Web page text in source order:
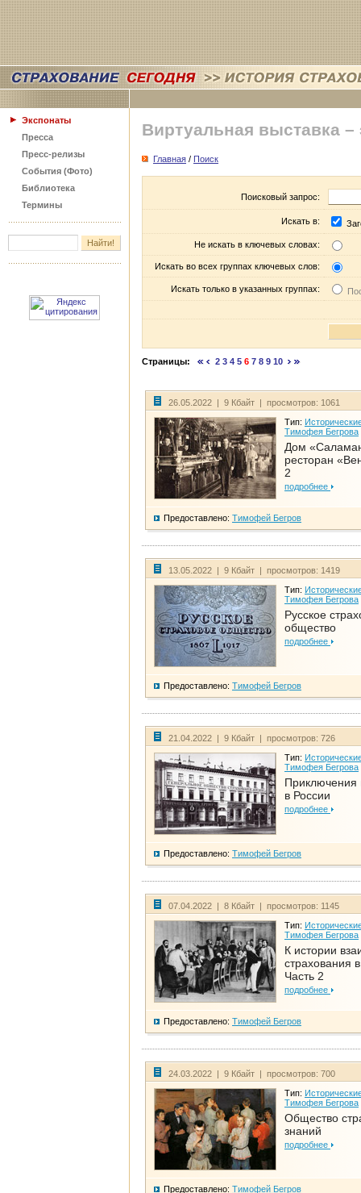
Экспонаты
Пресса
Пресс-релизы
События (Фото)
Библиотека
Термины
Виртуальная выставка –
Главная / Поиск
Поисковый запрос:
Искать в:
Не искать в ключевых словах:
Искать во всех группах ключевых слов:
Искать только в указанных группах:
Страницы: 2 3 4 5 6 7 8 9 10
26.05.2022 | 9 Кбайт | просмотров: 1061
Тип:
Тимофея Бегрова
Дом
ресторан
2
подробнее
Предоставлено: Тимофей Бегров
13.05.2022 | 9 Кбайт | просмотров: 1419
Тип:
Тимофея Бегрова
Русское
общество
подробнее
Предоставлено: Тимофей Бегров
21.04.2022 | 9 Кбайт | просмотров: 726
Тип:
Тимофея Бегрова
Приключения
в России
подробнее
Предоставлено: Тимофей Бегров
07.04.2022 | 8 Кбайт | просмотров: 1145
Тип:
Тимофея Бегрова
К истории
страхования
Часть 2
подробнее
Предоставлено: Тимофей Бегров
24.03.2022 | 9 Кбайт | просмотров: 700
Тип:
Тимофея Бегрова
Общество
знаний
подробнее
Предоставлено: Тимофей Бегров